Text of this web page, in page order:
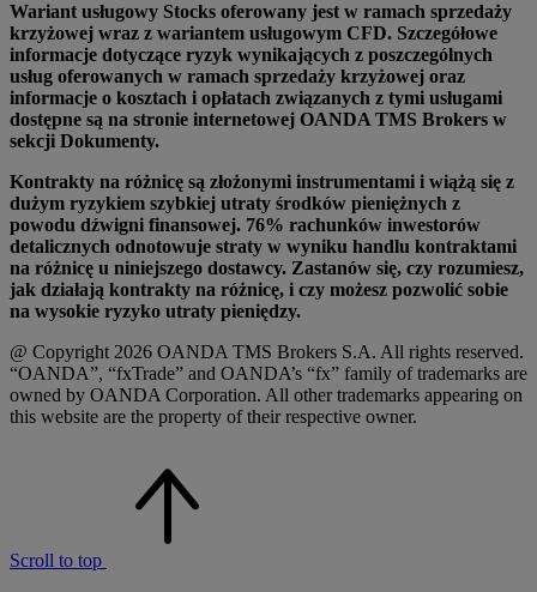
Wariant usługowy Stocks oferowany jest w ramach sprzedaży
krzyżowej wraz z wariantem usługowym CFD. Szczegółowe
informacje dotyczące ryzyk wynikających z poszczególnych
usług oferowanych w ramach sprzedaży krzyżowej oraz
informacje o kosztach i opłatach związanych z tymi usługami
dostępne są na stronie internetowej OANDA TMS Brokers w
sekcji Dokumenty.
Kontrakty na różnicę są złożonymi instrumentami i wiążą się z
dużym ryzykiem szybkiej utraty środków pieniężnych z
powodu dźwigni finansowej. 76% rachunków inwestorów
detalicznych odnotowuje straty w wyniku handlu kontraktami
na różnicę u niniejszego dostawcy. Zastanów się, czy rozumiesz,
jak działają kontrakty na różnicę, i czy możesz pozwolić sobie
na wysokie ryzyko utraty pieniędzy.
@ Copyright 2026 OANDA TMS Brokers S.A. All rights reserved.
“OANDA”, “fxTrade” and OANDA’s “fx” family of trademarks are
owned by OANDA Corporation. All other trademarks appearing on
this website are the property of their respective owner.
Scroll to top